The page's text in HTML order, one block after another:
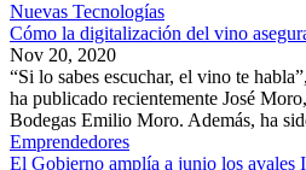
Nuevas Tecnologías
Cómo la digitalización del vino
Nov 20, 2020
“Si lo sabes escuchar, el vino te
ha publicado recientemente José
Bodegas Emilio Moro. Además, ha
Emprendedores
El Gobierno amplía a junio los avales